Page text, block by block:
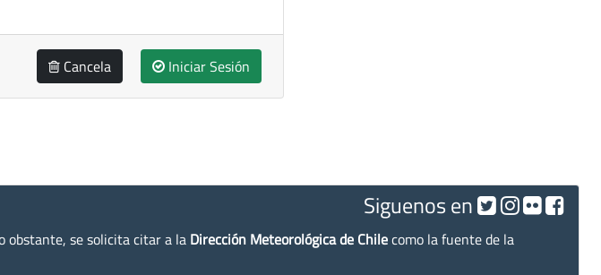
Cancela Iniciar Sesión
Siguenos en
obstante, se solicita citar a la Dirección Meteorológica de Chilecomo la fuente de la